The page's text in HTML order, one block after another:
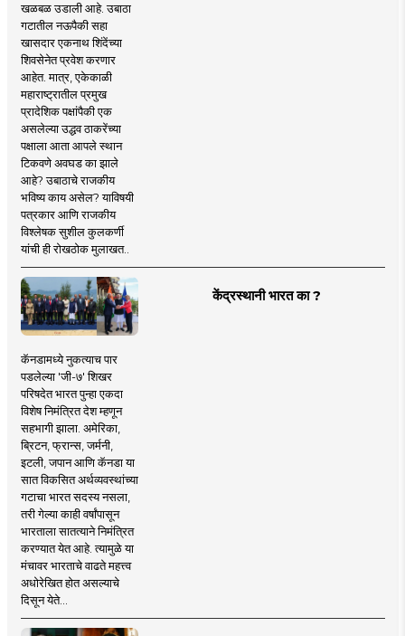
खळबळ उडाली आहे. उबाठा
गटातील नऊपैकी सहा
खासदार एकनाथ शिंदेंच्या
शिवसेनेत प्रवेश करणार
आहेत. मात्र, एकेकाळी
महाराष्ट्रातील प्रमुख
प्रादेशिक पक्षांपैकी एक
असलेल्या उद्धव ठाकरेंच्या
पक्षाला आता आपले स्थान
टिकवणे अवघड का झाले
आहे? उबाठाचे राजकीय
भविष्य काय असेल? याविषयी
पत्रकार आणि राजकीय
विश्लेषक सुशील कुलकर्णी
यांची ही रोखठोक मुलाखत..
केंद्रस्थानी भारत का ?
कॅनडामध्ये नुकत्याच पार
पडलेल्या 'जी-७' शिखर
परिषदेत भारत पुन्हा एकदा
विशेष निमंत्रित देश म्हणून
सहभागी झाला. अमेरिका,
ब्रिटन, फ्रान्स, जर्मनी,
इटली, जपान आणि कॅनडा या
सात विकसित अर्थव्यवस्थांच्या
गटाचा भारत सदस्य नसला,
तरी गेल्या काही वर्षांपासून
भारताला सातत्याने निमंत्रित
करण्यात येत आहे. त्यामुळे या
मंचावर भारताचे वाढते महत्त्व
अधोरेखित होत असल्याचे
दिसून येते...